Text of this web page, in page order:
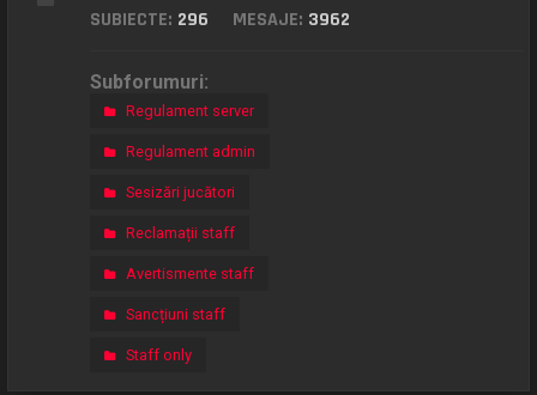
SUBIECTE: 296 MESAJE: 3962
Subforumuri:
Regulament server
Regulament admin
Sesizări jucători
Reclamații staff
Avertismente staff
Sancțiuni staff
Staff only